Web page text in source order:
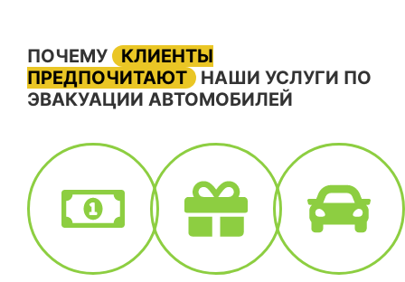
ПОЧЕМУ
КЛИЕНТЫ
ПРЕДПОЧИТАЮТ
НАШИ УСЛУГИ ПО
ЭВАКУАЦИИ АВТОМОБИЛЕЙ